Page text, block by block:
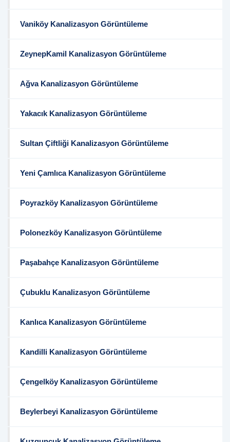
Vaniköy Kanalizasyon Görüntüleme
ZeynepKamil Kanalizasyon Görüntüleme
Ağva Kanalizasyon Görüntüleme
Yakacık Kanalizasyon Görüntüleme
Sultan Çiftliği Kanalizasyon Görüntüleme
Yeni Çamlıca Kanalizasyon Görüntüleme
Poyrazköy Kanalizasyon Görüntüleme
Polonezköy Kanalizasyon Görüntüleme
Paşabahçe Kanalizasyon Görüntüleme
Çubuklu Kanalizasyon Görüntüleme
Kanlıca Kanalizasyon Görüntüleme
Kandilli Kanalizasyon Görüntüleme
Çengelköy Kanalizasyon Görüntüleme
Beylerbeyi Kanalizasyon Görüntüleme